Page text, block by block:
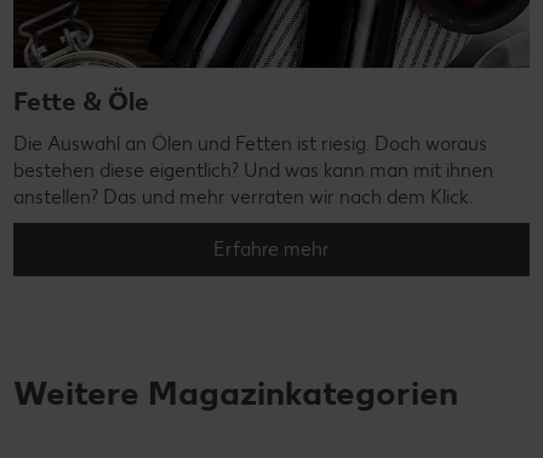
Fette & Öle
Die Auswahl an Ölen und Fetten ist riesig. Doch woraus
bestehen diese eigentlich? Und was kann man mit ihnen
anstellen? Das und mehr verraten wir nach dem Klick.
Erfahre mehr
Weitere Magazinkategorien